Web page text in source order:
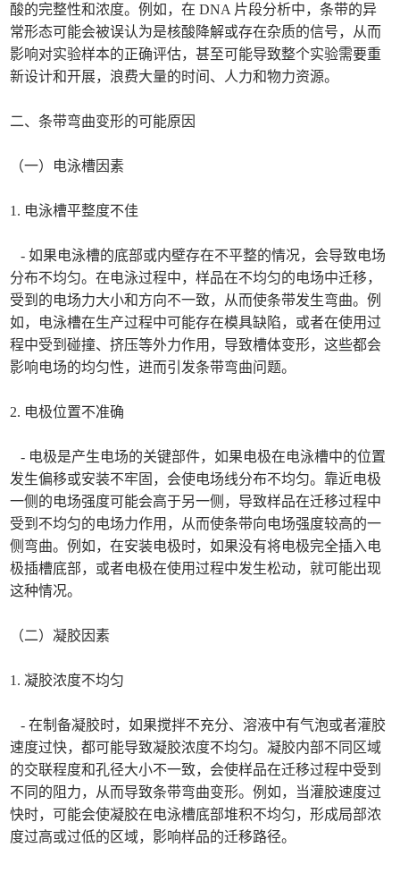
酸的完整性和浓度。例如，在 DNA 片段分析中，条带的异
常形态可能会被误认为是核酸降解或存在杂质的信号，从而
影响对实验样本的正确评估，甚至可能导致整个实验需要重
新设计和开展，浪费大量的时间、人力和物力资源。
二、条带弯曲变形的可能原因
（一）电泳槽因素
1. 电泳槽平整度不佳
- 如果电泳槽的底部或内壁存在不平整的情况，会导致电场
分布不均匀。在电泳过程中，样品在不均匀的电场中迁移，
受到的电场力大小和方向不一致，从而使条带发生弯曲。例
如，电泳槽在生产过程中可能存在模具缺陷，或者在使用过
程中受到碰撞、挤压等外力作用，导致槽体变形，这些都会
影响电场的均匀性，进而引发条带弯曲问题。
2. 电极位置不准确
- 电极是产生电场的关键部件，如果电极在电泳槽中的位置
发生偏移或安装不牢固，会使电场线分布不均匀。靠近电极
一侧的电场强度可能会高于另一侧，导致样品在迁移过程中
受到不均匀的电场力作用，从而使条带向电场强度较高的一
侧弯曲。例如，在安装电极时，如果没有将电极完全插入电
极插槽底部，或者电极在使用过程中发生松动，就可能出现
这种情况。
（二）凝胶因素
1. 凝胶浓度不均匀
- 在制备凝胶时，如果搅拌不充分、溶液中有气泡或者灌胶
速度过快，都可能导致凝胶浓度不均匀。凝胶内部不同区域
的交联程度和孔径大小不一致，会使样品在迁移过程中受到
不同的阻力，从而导致条带弯曲变形。例如，当灌胶速度过
快时，可能会使凝胶在电泳槽底部堆积不均匀，形成局部浓
度过高或过低的区域，影响样品的迁移路径。